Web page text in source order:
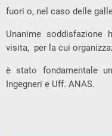
fuori o, nel caso delle
Unanime soddisfazione
visita, per la cui
è stato fondamentale
Ingegneri e Uff. ANAS.